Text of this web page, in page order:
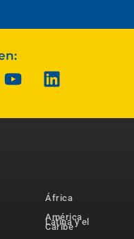
África
América
Latina y el
Caribe